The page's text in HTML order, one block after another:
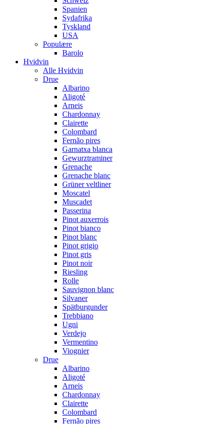
Spanien
Sydafrika
Tyskland
USA
Populære
Barolo
Hvidvin
Alle Hvidvin
Drue
Albarino
Aligoté
Arneis
Chardonnay
Clairette
Colombard
Fernão pires
Garnatxa blanca
Gewurztraminer
Grenache
Grenache blanc
Grüner veltliner
Moscatel
Muscadet
Passerina
Pinot auxerrois
Pinot bianco
Pinot blanc
Pinot grigio
Pinot gris
Pinot noir
Riesling
Rolle
Sauvignon blanc
Silvaner
Spätburgunder
Trebbiano
Ugni
Verdejo
Vermentino
Viognier
Drue
Albarino
Aligoté
Arneis
Chardonnay
Clairette
Colombard
Fernão pires